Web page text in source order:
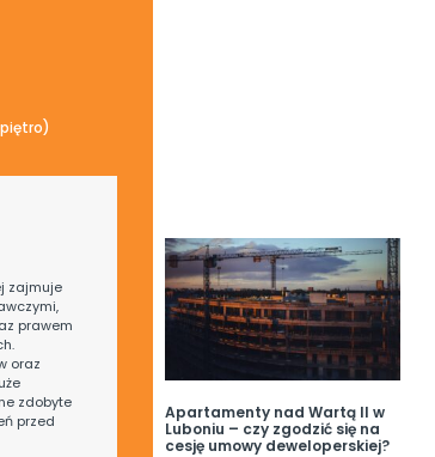
zajmuje
prawem
oraz
zdobyte
przed
Apartamenty nad Wartą II w
Luboniu – czy zgodzić się na
cesję umowy deweloperskiej?